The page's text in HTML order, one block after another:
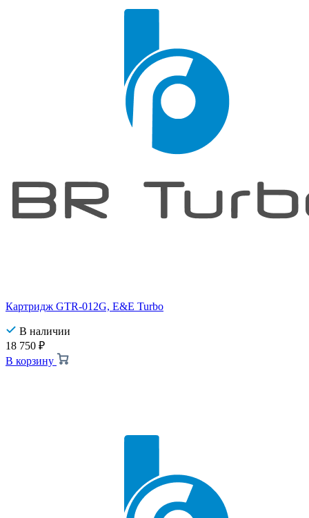
Картридж GTR-012G, E&E Turbo
В наличии
18 750 ₽
В корзину